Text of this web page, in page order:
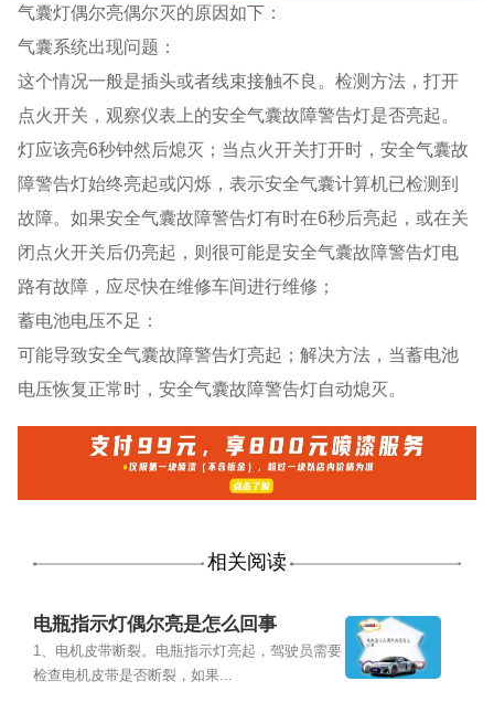
气囊灯偶尔亮偶尔灭的原因如下：
气囊系统出现问题：
这个情况一般是插头或者线束接触不良。检测方法，打开
点火开关，观察仪表上的安全气囊故障警告灯是否亮起。
灯应该亮6秒钟然后熄灭；当点火开关打开时，安全气囊故
障警告灯始终亮起或闪烁，表示安全气囊计算机已检测到
故障。如果安全气囊故障警告灯有时在6秒后亮起，或在关
闭点火开关后仍亮起，则很可能是安全气囊故障警告灯电
路有故障，应尽快在维修车间进行维修；
蓄电池电压不足：
可能导致安全气囊故障警告灯亮起；解决方法，当蓄电池
电压恢复正常时，安全气囊故障警告灯自动熄灭。
相关阅读
电瓶指示灯偶尔亮是怎么回事
1、电机皮带断裂。电瓶指示灯亮起，驾驶员需要
检查电机皮带是否断裂，如果...